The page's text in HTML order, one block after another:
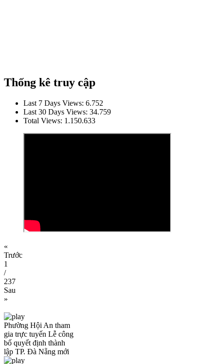
Thống kê truy cập
Last 7 Days Views: 6.752
Last 30 Days Views: 34.759
Total Views: 1.150.633
«
Trước
1
/
237
Sau
»
Phường Hội An tham
gia trực tuyến Lễ công
bố quyết định thành
lập TP. Đà Nẵng mới